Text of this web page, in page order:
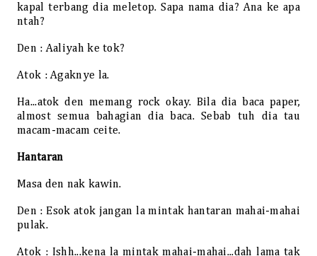
kapal terbang dia meletop. Sapa nama dia? Ana ke apa
ntah?
Den : Aaliyah ke tok?
Atok : Agaknye la.
Ha...atok den memang rock okay. Bila dia baca paper,
almost semua bahagian dia baca. Sebab tuh dia tau
macam-macam ceite.
Hantaran
Masa den nak kawin.
Den : Esok atok jangan la mintak hantaran mahai-mahai
pulak.
Atok : Ishh...kena la mintak mahai-mahai...dah lama tak